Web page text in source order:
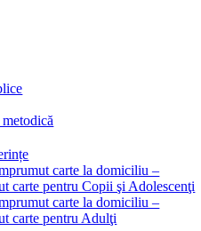
carte la domiciliu –
carte pentru Copii şi Adolescenţi
carte la domiciliu –
carte pentru Adulţi